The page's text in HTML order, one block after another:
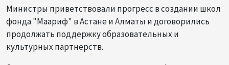
Министры приветствовали прогресс в создании школ
фонда "Маариф" в Астане и Алматы и договорились
продолжать поддержку образовательных и
культурных партнерств.